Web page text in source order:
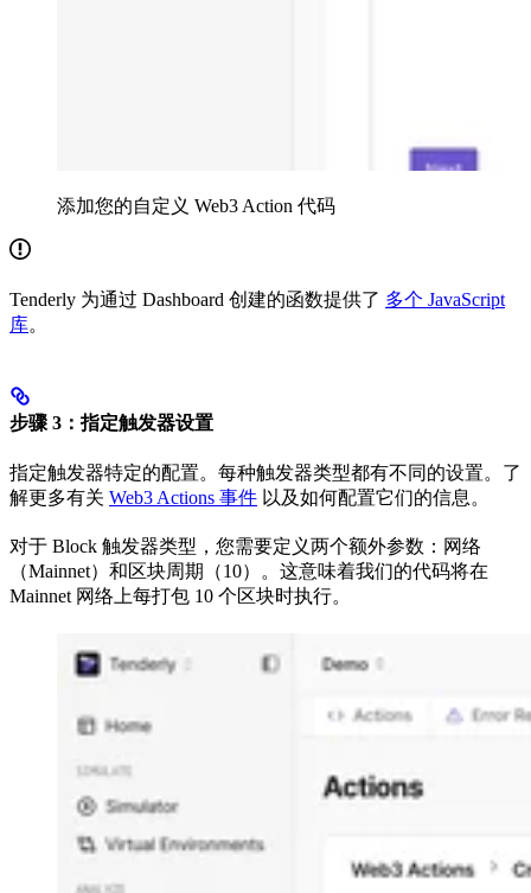
添加您的自定义 Web3 Action 代码
Tenderly 为通过 Dashboard 创建的函数提供了 多个 JavaScript
库。
步骤 3：指定触发器设置
指定触发器特定的配置。每种触发器类型都有不同的设置。了
解更多有关 Web3 Actions 事件 以及如何配置它们的信息。
对于 Block 触发器类型，您需要定义两个额外参数：网络
（Mainnet）和区块周期（10）。这意味着我们的代码将在
Mainnet 网络上每打包 10 个区块时执行。